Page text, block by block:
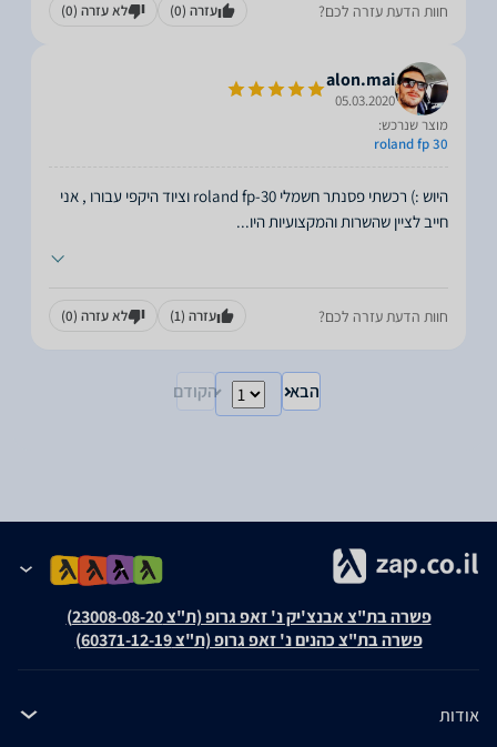
חוות הדעת עזרה לכם? עזרה (0) לא עזרה (0)
alon.mai
05.03.2020
מוצר שנרכש:
roland fp 30
היוש :) רכשתי פסנתר חשמלי roland fp-30 וציוד היקפי עבורו , אני
חייב לציין שהשרות והמקצועיות היו...
חוות הדעת עזרה לכם? עזרה (1) לא עזרה (0)
הבא הקודם
פשרה בת"צ אבנצ'יק נ' זאפ גרופ (ת"צ 23008-08-20)
פשרה בת"צ כהנים נ' זאפ גרופ (ת"צ 60371-12-19)
אודות